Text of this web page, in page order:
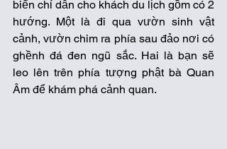
biển chỉ dẫn cho khách du lịch gồm có 2
hướng. Một là đi qua vườn sinh vật
cảnh, vườn chim ra phía sau đảo nơi có
ghềnh đá đen ngũ sắc. Hai là bạn sẽ
leo lên trên phía tượng phật bà Quan
Âm để khám phá cảnh quan.